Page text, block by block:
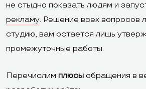
Уровень
пользователей
Продвинутые
пользователи
Адаптивность
не стыдно показать людям и
рекламу. Решение всех вопросов
студию, вам остается лишь
промежуточные работы.
Перечислим плюсы обращения в